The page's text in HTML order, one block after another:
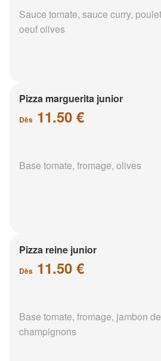
Sauce tomate, sauce curry,
oeuf olives
Pizza marguerita junior
Dès 11.50 €
Base tomate, fromage, olives
Pizza reine junior
Dès 11.50 €
Base tomate, fromage, jambon
champignons